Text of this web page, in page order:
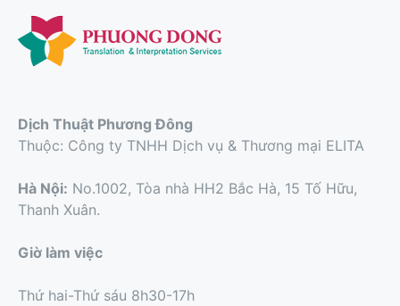
Dịch Thuật Phương Đông
Thuộc: Công ty TNHH Dịch vụ & Thương mại ELITA
Hà Nội: No.1002, Tòa nhà HH2 Bắc Hà, 15 Tố Hữu,
Thanh Xuân.
Giờ làm việc
Thứ hai-Thứ sáu 8h30-17h